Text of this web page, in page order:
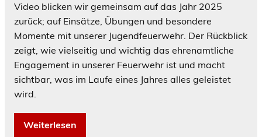
Video blicken wir gemeinsam auf das Jahr 2025
zurück; auf Einsätze, Übungen und besondere
Momente mit unserer Jugendfeuerwehr. Der Rückblick
zeigt, wie vielseitig und wichtig das ehrenamtliche
Engagement in unserer Feuerwehr ist und macht
sichtbar, was im Laufe eines Jahres alles geleistet
wird.
Weiterlesen